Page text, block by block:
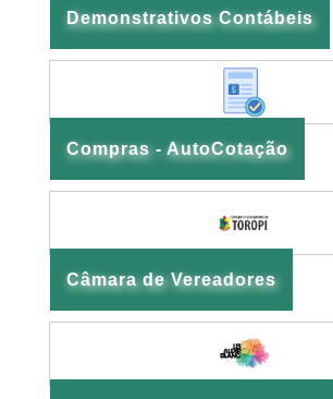
Demonstrativos Contábeis
Compras - AutoCotação
Câmara de Vereadores